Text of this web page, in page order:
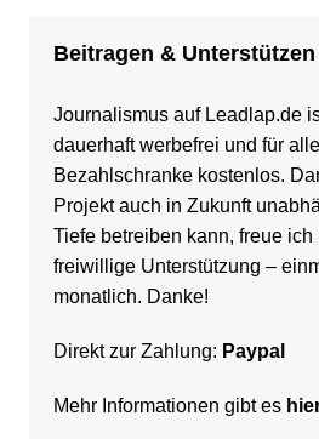
Beitragen & Unterstützen
Journalismus auf Leadlap.de
dauerhaft werbefrei und für
Bezahlschranke kostenlos.
Projekt auch in Zukunft
Tiefe betreiben kann, freue
freiwillige Unterstützung –
monatlich. Danke!
Direkt zur Zahlung: Paypal
Mehr Informationen gibt es